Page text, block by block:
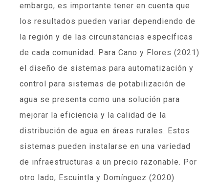
embargo, es importante tener en cuenta que
los resultados pueden variar dependiendo de
la región y de las circunstancias específicas
de cada comunidad. Para Cano y Flores (2021)
el diseño de sistemas para automatización y
control para sistemas de potabilización de
agua se presenta como una solución para
mejorar la eficiencia y la calidad de la
distribución de agua en áreas rurales. Estos
sistemas pueden instalarse en una variedad
de infraestructuras a un precio razonable. Por
otro lado, Escuintla y Domínguez (2020)